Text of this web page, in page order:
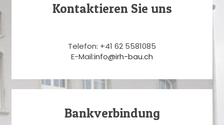
Kontaktieren Sie uns
Telefon: +41 62 5581085
E-Mail:info@irh-bau.ch
Bankverbindung